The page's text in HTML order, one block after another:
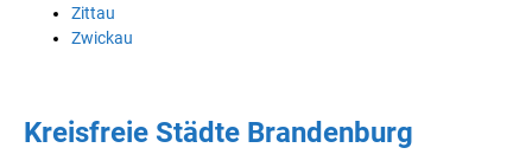
Zittau
Zwickau
Kreisfreie Städte Brandenburg